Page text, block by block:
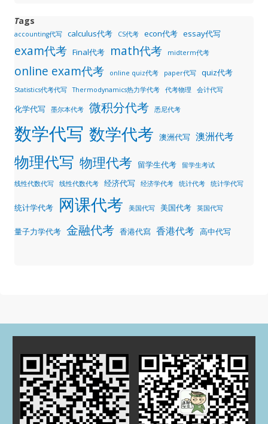
Tags
accounting代写 calculus代考 CS代考 econ代考 essay代写
exam代考 Final代考 math代考 midterm代考
online exam代考 online quiz代考 paper代写 quiz代考
Statistics代考代写 Thermodynamics热力学代考 代考物理 会计代写
化学代写 墨尔本代考 微积分代考 悉尼代考
数学代写 数学代考 澳洲代写 澳洲代考
物理代写 物理代考 留学生代考 留学生考试
线性代数代写 线性代数代考 经济代写 经济学代考 统计代考 统计学代写
统计学代考 网课代考 美国代写 美国代考 英国代写
量子力学代考 金融代考 香港代寫 香港代考 高中代写
2025 年 3 月
2024 年 5 月
2024 年 4 月
2023 年 12 月
2023 年 9 月
2023 年 8 月
2023 年 5 月
2023 年 4 月
2022 年 11 月
2022 年 8 月
2022 年 7 月